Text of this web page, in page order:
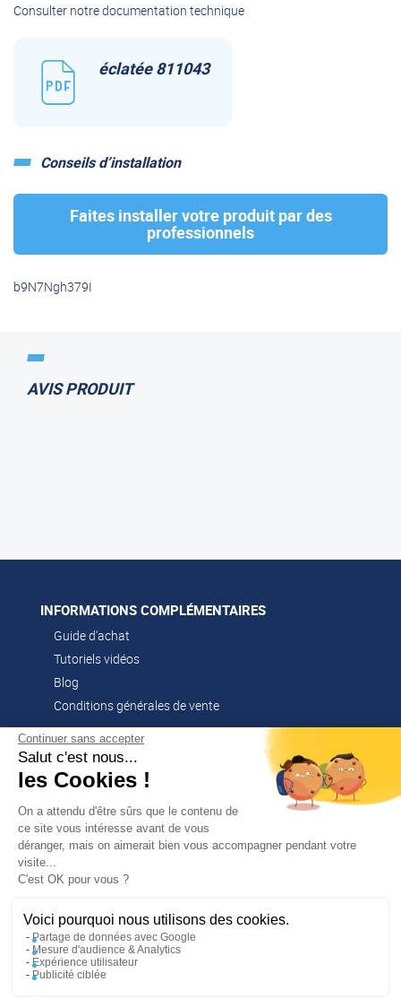
Continuer sans accepter
Salut c'est nous...
les Cookies !
On a attendu d'être sûrs que le contenu de
ce site vous intéresse avant de vous
déranger, mais on aimerait bien vous accompagner pendant votre
visite...
C'est OK pour vous ?
Voici pourquoi nous utilisons des cookies.
Partage de données avec Google
Mesure d'audience & Analytics
Expérience utilisateur
Publicité ciblée
Consulter notre documentation technique
éclatée 811043
Conseils d’installation
Faites installer votre produit par des
professionnels
b9N7Ngh379I
AVIS PRODUIT
INFORMATIONS COMPLÉMENTAIRES
Guide d'achat
Tutoriels vidéos
Blog
Conditions générales de vente
CONTACT
02 51 52 26 57
contacts@franssen-loisirs.fr
NOS MARQUES PARTENAIRES
Altago
Multi-Mover
PROFITEZ DE -5 %
vous abonnant à notre newsletter !